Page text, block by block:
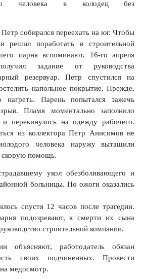
человека в колодец без
собирался переехать на юг. Чтобы
решил поработать в строительной
парня вспоминают, 16-го апреля
задание от руководства
резервуар. Петр спустился на
напольное покрытие. Прежде,
Парень попытался зажечь
Пламя моментально заполнило
перекинулось на одежду рабочего.
из коллектора Петр Анисимов не
человека наружу вытащили
скорую помощь.
укол обезболивающего и
больницы. Но ожоги оказались
спустя 12 часов после трагедии.
подозревают, к смерти их сына
строительной компании.
объясняют, работодатель обязан
своих подчиненных. Провести
медосмотр.